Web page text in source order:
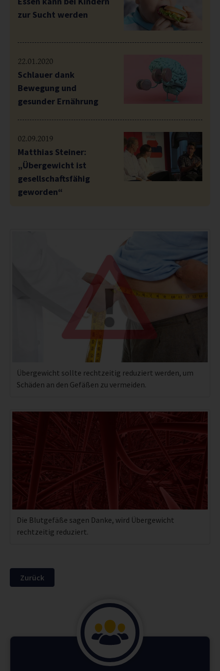
zur Sucht werden
22.01.2020
Schlauer dank
Bewegung und
gesunder Ernährung
02.09.2019
Matthias Steiner:
„Übergewicht ist
gesellschaftsfähig
geworden“
Übergewicht sollte rechtzeitig reduziert werden, um
Schäden an den Gefäßen zu vermeiden.
Die Blutgefäße sagen Danke, wird Übergewicht
rechtzeitig reduziert.
Zurück